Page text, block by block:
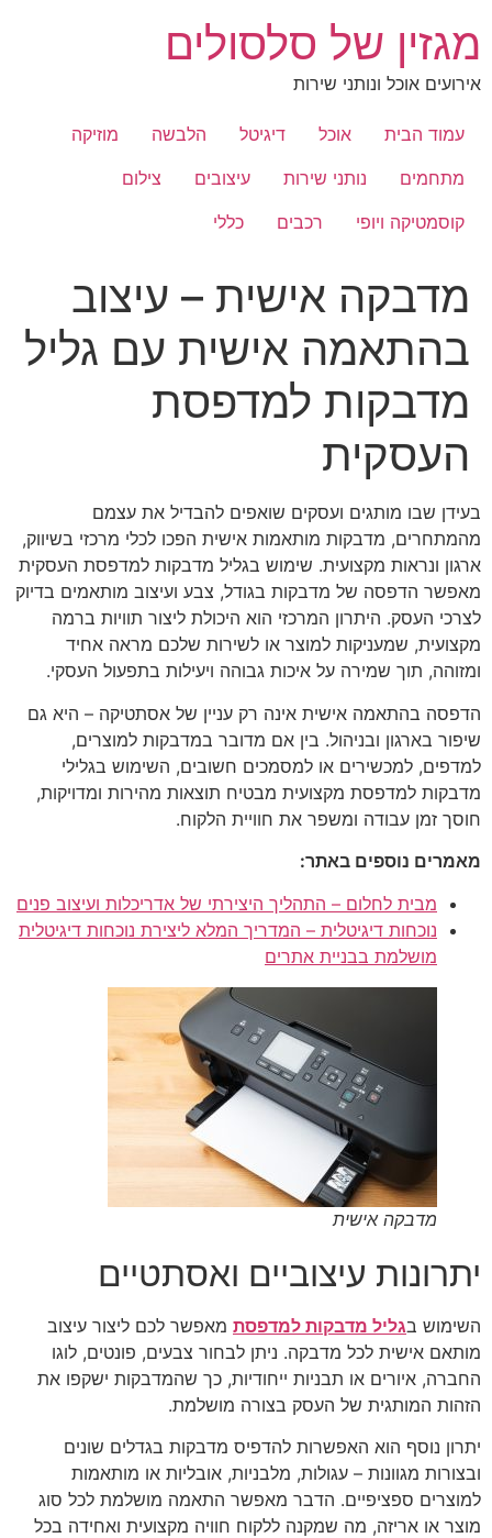
לתוכן
מגזין של סלסולים
אירועים אוכל ונותני שירות
עמוד הבית אוכל דיגיטל הלבשה
מוזיקה
מתחמים
נותני שירות עיצובים
צילום
קוסמטיקה ויופי
רכבים כללי
מדבקה אישית – עיצוב
בהתאמה אישית עם גליל
מדבקות למדפסת
העסקית
בעידן שבו מותגים ועסקים שואפים להבדיל את עצמם
מהמתחרים, מדבקות מותאמות אישית הפכו לכלי מרכזי בשיווק,
ארגון ונראות מקצועית. שימוש בגליל מדבקות למדפסת העסקית
מאפשר הדפסה של מדבקות בגודל, צבע ועיצוב מותאמים בדיוק
לצרכי העסק. היתרון המרכזי הוא היכולת ליצור תוויות ברמה
מקצועית, שמעניקות למוצר או לשירות שלכם מראה אחיד
ומזוהה, תוך שמירה על איכות גבוהה ויעילות בתפעול העסקי.
הדפסה בהתאמה אישית אינה רק עניין של אסתטיקה – היא גם
שיפור בארגון ובניהול. בין אם מדובר במדבקות למוצרים,
למדפים, למכשירים או למסמכים חשובים, השימוש בגלילי
מדבקות למדפסת מקצועית מבטיח תוצאות מהירות ומדויקות,
חוסך זמן עבודה ומשפר את חוויית הלקוח.
מאמרים נוספים באתר:
מבית לחלום – התהליך היצירתי של אדריכלות ועיצוב פנים
נוכחות דיגיטלית – המדריך המלא ליצירת נוכחות דיגיטלית
מושלמת בבניית אתרים
מדבקה אישית
יתרונות עיצוביים ואסתטיים
השימוש בגליל מדבקות למדפסת מאפשר לכם ליצור עיצוב
מותאם אישית לכל מדבקה. ניתן לבחור צבעים, פונטים, לוגו
החברה, איורים או תבניות ייחודיות, כך שהמדבקות ישקפו את
הזהות המותגית של העסק בצורה מושלמת.
יתרון נוסף הוא האפשרות להדפיס מדבקות בגדלים שונים
ובצורות מגוונות – עגולות, מלבניות, אובליות או מותאמות
למוצרים ספציפיים. הדבר מאפשר התאמה מושלמת לכל סוג
מוצר או אריזה, מה שמקנה ללקוח חוויה מקצועית ואחידה בכל